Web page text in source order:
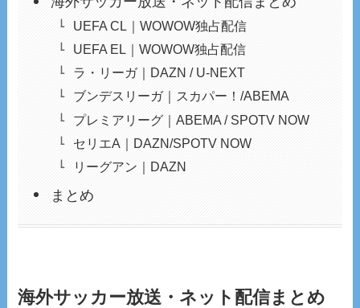
UEFA CL｜WOWOW独占配信
UEFA EL｜WOWOW独占配信
ラ・リーガ｜DAZN / U-NEXT
ブンデスリーガ｜スカパー！/ABEMA
プレミアリーグ｜ABEMA / SPOTV NOW
セリエA｜DAZN/SPOTV NOW
リーグアン｜DAZN
まとめ
海外サッカー放送・ネット配信まとめ